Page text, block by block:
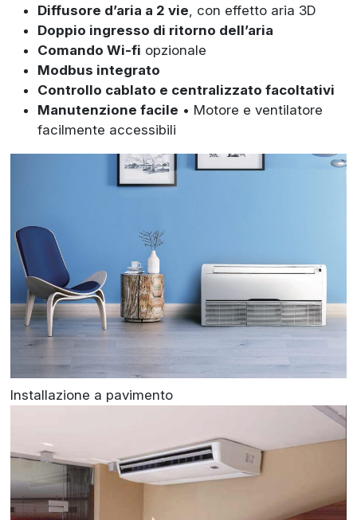
Diffusore d’aria a 2 vie, con effetto aria 3D
Doppio ingresso di ritorno dell’aria
Comando Wi-fi opzionale
Modbus integrato
Controllo cablato e centralizzato facoltativi
Manutenzione facile • Motore e ventilatore
facilmente accessibili
Installazione a pavimento